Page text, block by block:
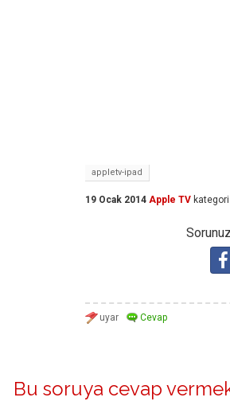
appletv-ipad
19 Ocak 2014 Apple TV
Bu soruya cevap